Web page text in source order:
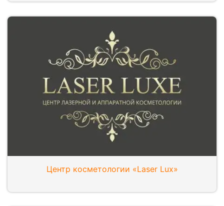
Центр косметологии «Laser Lux»